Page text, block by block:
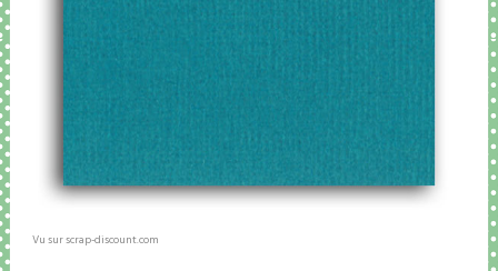
Vu sur scrap-discount.com